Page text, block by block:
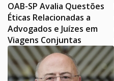
OAB-SP Avalia Questões
Éticas Relacionadas a
Advogados e Juízes em
Viagens Conjuntas